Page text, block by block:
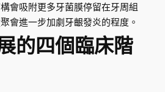
會吸附更多牙菌膜停留在牙周組
會進一步加劇牙齦發炎的程度。
的四個臨床階